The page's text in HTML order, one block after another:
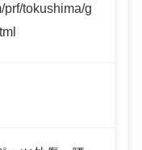
prf/tokushima/g